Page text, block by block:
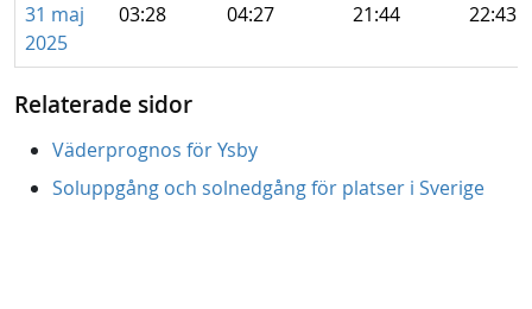
31 maj
2025
03:28 04:27 21:44 22:43
Relaterade sidor
Väderprognos för Ysby
Soluppgång och solnedgång för platser i Sverige